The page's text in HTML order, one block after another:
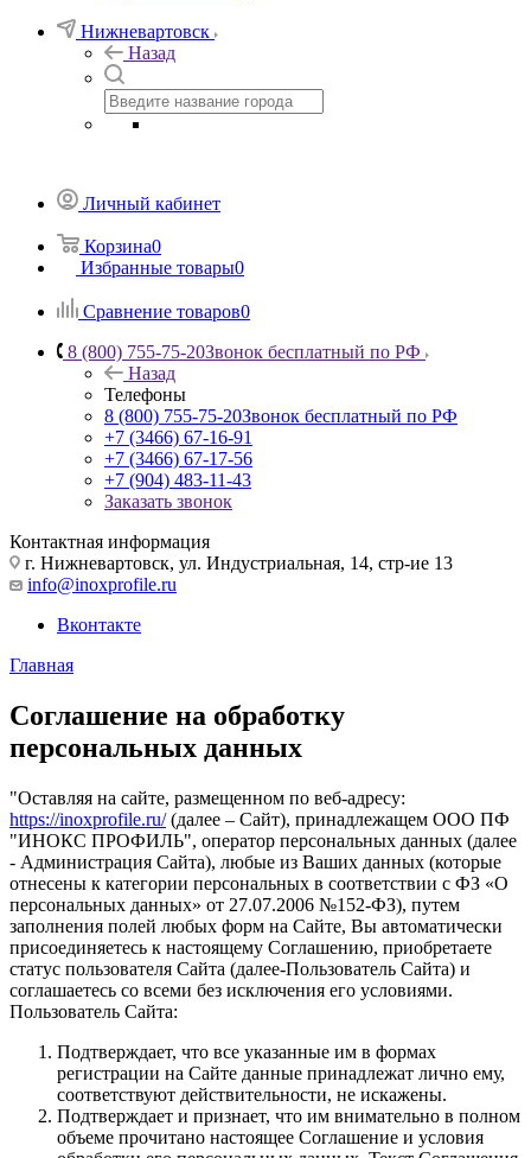
Нижневартовск
Назад
Личный кабинет
Корзина0
Избранные товары0
Сравнение товаров0
8 (800) 755-75-20Звонок бесплатный по РФ
Назад
Телефоны
8 (800) 755-75-20Звонок бесплатный по РФ
+7 (3466) 67-16-91
+7 (3466) 67-17-56
+7 (904) 483-11-43
Заказать звонок
Контактная информация
г. Нижневартовск, ул. Индустриальная, 14, стр-ие 13
info@inoxprofile.ru
Вконтакте
Главная
Соглашение на обработку
персональных данных
"Оставляя на сайте, размещенном по веб-адресу:
https://inoxprofile.ru/(далее – Сайт), принадлежащем ООО ПФ
"ИНОКС ПРОФИЛЬ", оператор персональных данных (далее
- Администрация Сайта), любые из Ваших данных (которые
отнесены к категории персональных в соответствии с ФЗ «О
персональных данных» от 27.07.2006 №152-ФЗ), путем
заполнения полей любых форм на Сайте, Вы автоматически
присоединяетесь к настоящему Соглашению, приобретаете
статус пользователя Сайта (далее-Пользователь Сайта) и
соглашаетесь со всеми без исключения его условиями.
Пользователь Сайта:
Подтверждает, что все указанные им в формах
регистрации на Сайте данные принадлежат лично ему,
соответствуют действительности, не искажены.
Подтверждает и признает, что им внимательно в полном
объеме прочитано настоящее Соглашение и условия